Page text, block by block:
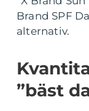
Brand SPF
alternativ.
”bäst